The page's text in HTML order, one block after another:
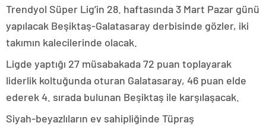
Trendyol Süper Lig’in 28. haftasında 3 Mart Pazar günü
yapılacak Beşiktaş-Galatasaray derbisinde gözler, iki
takımın kalecilerinde olacak.
Ligde yaptığı 27 müsabakada 72 puan toplayarak
liderlik koltuğunda oturan Galatasaray, 46 puan elde
ederek 4. sırada bulunan Beşiktaş ile karşılaşacak.
Siyah-beyazlıların ev sahipliğinde Tüpraş